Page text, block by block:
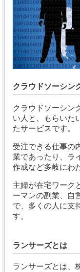
クラウドソーシン
クラウドソーシン
い人と、もらいた
たサービスです。
受注できる仕事の
業であったり、ラ
作成など多岐にわ
主婦が在宅ワーク
ーマンの副業、自
で、多くの人に支
す。
ランサーズとは
ランサーズとは、